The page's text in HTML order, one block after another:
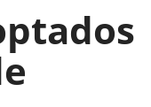
externa.